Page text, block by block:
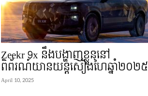
Zeekr 9x នឹងបង្ហាញខ្លួននៅ
ពិព័រណ៍យានយន្តសៀងហៃឆ្នាំ២០២៥
April 10, 2025